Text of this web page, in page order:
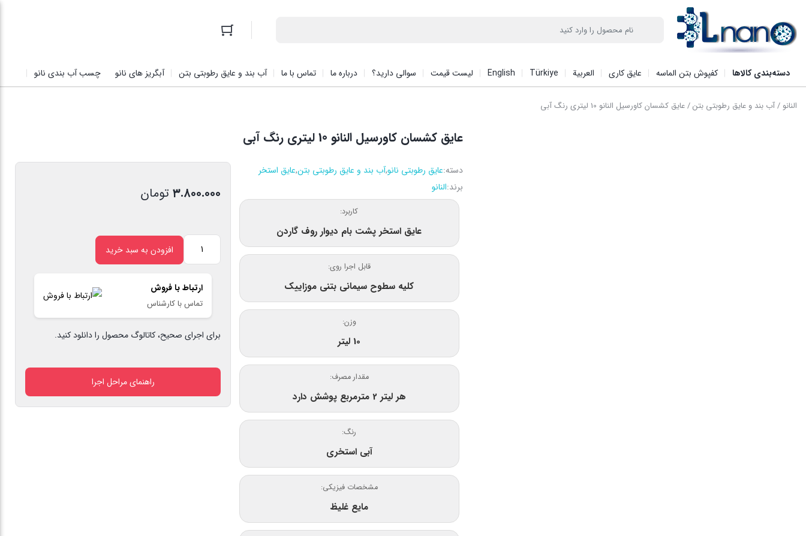
دسته‌بندی کالاها کفپوش بتن الماسه عایق کاری العربیة Türkiye
English لیست قیمت سوالی دارید؟ درباره ما تماس با ما آب بند و عایق رطوبتی بتن آبگریز های نانو چسب آب بندی نانو
النانو /آب بند و عایق رطوبتی بتن/ عایق کشسان کاورسیل النانو 10 لیتری رنگ آبی
عایق کشسان کاورسیل النانو 10 لیتری رنگ آبی
دسته:عایق رطوبتی نانو,آب بند و عایق رطوبتی بتن,عایق استخر
برند:النانو
کاربرد:
عایق استخر پشت بام دیوار روف گاردن
قابل اجرا روی:
کلیه سطوح سیمانی بتنی موزاییک
وزن:
10 لیتر
مقدار مصرف:
هر لیتر 2 مترمربع پوشش دارد
رنگ:
آبی استخری
مشخصات فیزیکی:
مایع غلیظ
۳.۸۰۰.۰۰۰ تومان
کاورسیل
لیتری
آبی
عدد
افزودن به سبد خرید
ارتباط با فروش
تماس با کارشناس
برای اجرای صحیح، کاتالوگ محصول را دانلود کنید.
راهنمای مراحل اجرا